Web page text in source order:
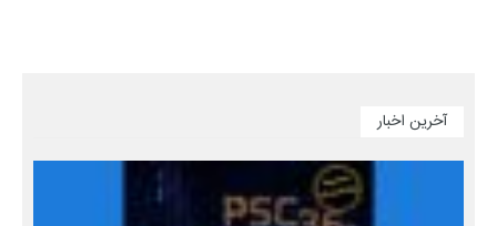
آخرین اخبار